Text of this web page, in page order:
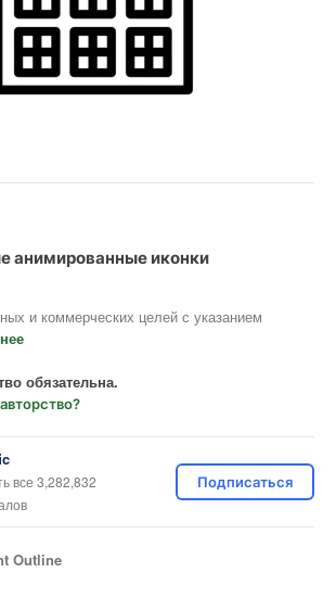
анимированные иконки
и коммерческих целей с указанием
обязательна.
все 3,282,832
Подписаться
Outline